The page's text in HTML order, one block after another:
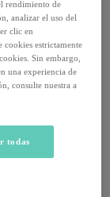
rendimiento de
analizar el uso del
clic en
cookies estrictamente
Sin embargo,
una experiencia de
consulte nuestra a
todas